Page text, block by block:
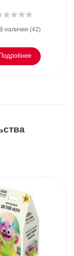
В наличии (42)
Подробнее